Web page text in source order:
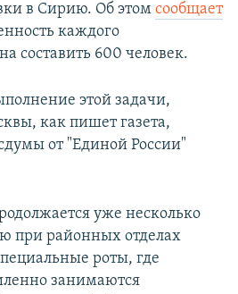
в Сирию. Об этом сообщает
каждого
составить 600 человек.
этой задачи,
как пишет газета,
от "Единой России"
уже несколько
при районных отделах
роты, где
занимаются